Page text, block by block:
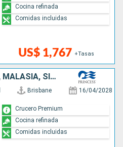
US$ 1,767 +Tasas
Cocina refinada
Comidas incluidas
AUSTRALIA, INDONESIA, MALASIA, SINGAPUR
Brisbane 16/04/2028
Crucero Premium
Cocina refinada
Comidas incluidas